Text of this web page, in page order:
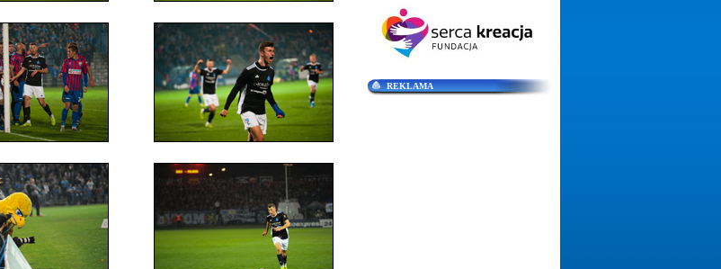
REKLAMA